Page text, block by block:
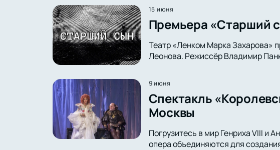
15 июня
Премьера «Старший
Театр «Ленком Марка Захарова»
Леонова. Режиссёр Владимир
9 июня
Спектакль
Москвы
Погрузитесь в мир Генриха VIII и
опера объединяются для